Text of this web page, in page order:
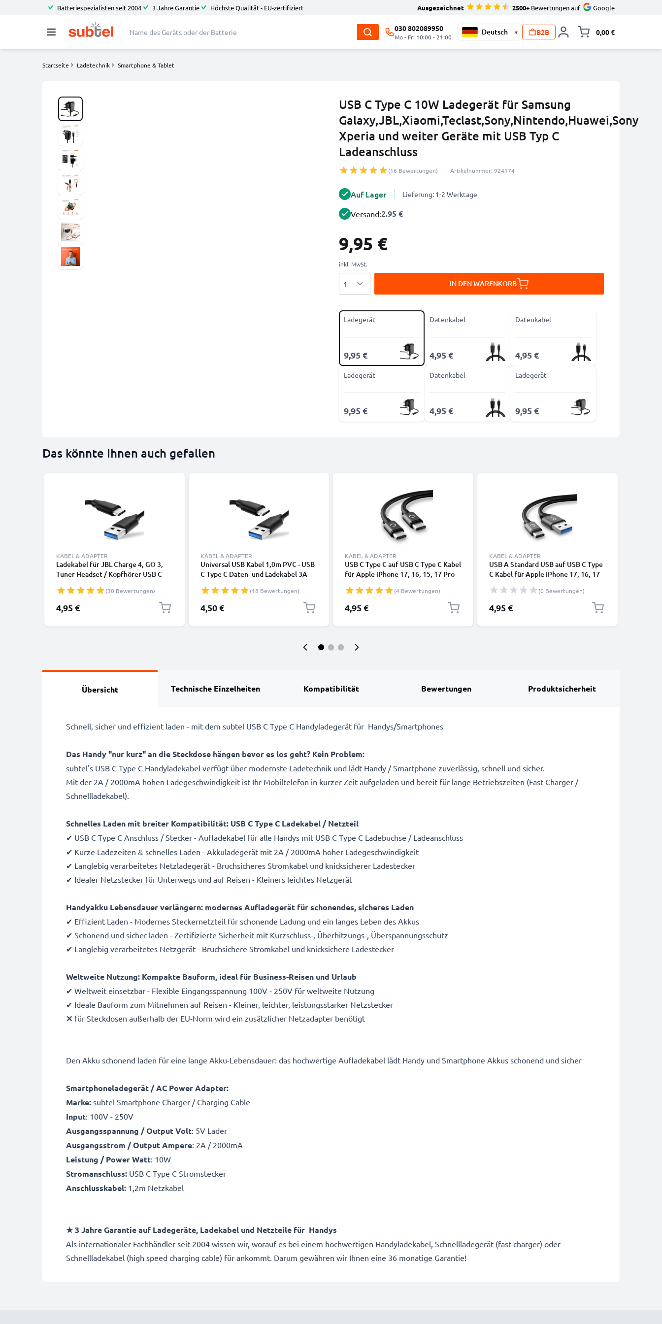
Batteriespezialisten seit 2004 3 Jahre Garantie Höchste Qualität - EU-zertifiziert Ausgezeichnet 2500+ Bewertungen auf Google
030 802089950
Mo - Fr: 10:00 - 21:00
▾ B2B 0,00 €
Startseite Ladetechnik Smartphone & Tablet
USB C Type C 10W Ladegerät für Samsung
Galaxy,JBL,Xiaomi,Teclast,Sony,Nintendo,Huawei,Sony
Xperia und weiter Geräte mit USB Typ C
Ladeanschluss
(16 Bewertungen) Artikelnummer: 924174
Auf Lager Lieferung: 1-2 Werktage
Versand:2.95 €
9,95 €
inkl. MwSt.
IN DEN WARENKORB
Ladegerät
9,95 €
Datenkabel
4,95 €
Datenkabel
4,95 €
Ladegerät
9,95 €
Datenkabel
4,95 €
Ladegerät
9,95 €
Das könnte Ihnen auch gefallen
KABEL & ADAPTER
Ladekabel für JBL Charge 4, GO 3,
Tuner Headset / Kopfhörer USB C
schwarz PVC
(30 Bewertungen)
4,95 €
KABEL & ADAPTER
Universal USB Kabel 1,0m PVC - USB
C Type C Daten- und Ladekabel 3A
S23 S22 Plus S22 Ultra Xiaomi Redmi
Note 11 uvm
(18 Bewertungen)
4,50 €
KABEL & ADAPTER
USB C Type C auf USB C Type C Kabel
für Apple iPhone 17, 16, 15, 17 Pro
15 Pro, iPad Air 4 (2020) - A2072, Air
4 (2020) - A2316, Air 4 (2020) -
A2324, Air 4 (2020) - A2325 LG
(4 Bewertungen)
4,95 €
KABEL & ADAPTER
USB A Standard USB auf USB C Type
C Kabel für Apple iPhone 17, 16, 17
Pro Max, 16 Pro, 16 Pro Max, 17 Pro,
16e, 16 Plus LG Velvet Nintendo
Switch OLED Samsung Galaxy S25
Ultra, S25, S23, S22 Plus Google
(0 Bewertungen)
4,95 €
Übersicht Technische Einzelheiten Kompatibilität Bewertungen Produktsicherheit
Schnell, sicher und effizient laden - mit dem subtel USB C Type C Handyladegerät für Handys/Smartphones
Das Handy "nur kurz" an die Steckdose hängen bevor es los geht? Kein Problem:
subtel's USB C Type C Handyladekabel verfügt über modernste Ladetechnik und lädt Handy / Smartphone zuverlässig, schnell und sicher.
Mit der 2A / 2000mA hohen Ladegeschwindigkeit ist Ihr Mobiltelefon in kurzer Zeit aufgeladen und bereit für lange Betriebszeiten (Fast Charger /
Schnellladekabel).
Schnelles Laden mit breiter Kompatibilität: USB C Type C Ladekabel / Netzteil
✔ USB C Type C Anschluss / Stecker - Aufladekabel für alle Handys mit USB C Type C Ladebuchse / Ladeanschluss
✔ Kurze Ladezeiten & schnelles Laden - Akkuladegerät mit 2A / 2000mA hoher Ladegeschwindigkeit
✔ Langlebig verarbeitetes Netzladegerät - Bruchsicheres Stromkabel und knicksicherer Ladestecker
✔ Idealer Netzstecker für Unterwegs und auf Reisen - Kleiners leichtes Netzgerät
Handyakku Lebensdauer verlängern: modernes Aufladegerät für schonendes, sicheres Laden
✔ Effizient Laden - Modernes Steckernetzteil für schonende Ladung und ein langes Leben des Akkus
✔ Schonend und sicher laden - Zertifizierte Sicherheit mit Kurzschluss-, Überhitzungs-, Überspannungsschutz
✔ Langlebig verarbeitetes Netzgerät - Bruchsichere Stromkabel und knicksichere Ladestecker
Weltweite Nutzung: Kompakte Bauform, ideal für Business-Reisen und Urlaub
✔ Weltweit einsetzbar - Flexible Eingangsspannung 100V - 250V für weltweite Nutzung
✔ Ideale Bauform zum Mitnehmen auf Reisen - Kleiner, leichter, leistungsstarker Netzstecker
✕ für Steckdosen außerhalb der EU-Norm wird ein zusätzlicher Netzadapter benötigt
Den Akku schonend laden für eine lange Akku-Lebensdauer: das hochwertige Aufladekabel lädt Handy und Smartphone Akkus schonend und sicher
Smartphoneladegerät / AC Power Adapter:
Marke: subtel Smartphone Charger / Charging Cable
Input: 100V - 250V
Ausgangsspannung / Output Volt: 5V Lader
Ausgangsstrom / Output Ampere: 2A / 2000mA
Leistung / Power Watt: 10W
Stromanschluss: USB C Type C Stromstecker
Anschlusskabel: 1,2m Netzkabel
★ 3 Jahre Garantie auf Ladegeräte, Ladekabel und Netzteile für Handys
Als internationaler Fachhändler seit 2004 wissen wir, worauf es bei einem hochwertigen Handyladekabel, Schnellladegerät (fast charger) oder
Schnellladekabel (high speed charging cable) für ankommt. Darum gewähren wir Ihnen eine 36 monatige Garantie!